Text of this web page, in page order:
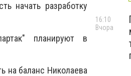
начать разработку
планируют в
на баланс Николаева
16:10
Вчора